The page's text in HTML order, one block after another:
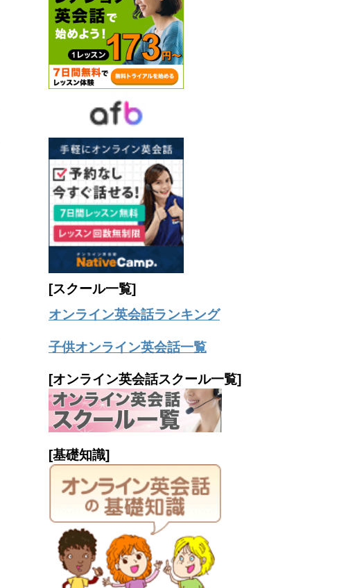
[スクール一覧]
オンライン英会話ランキング
子供オンライン英会話一覧
[オンライン英会話スクール一覧]
[基礎知識]